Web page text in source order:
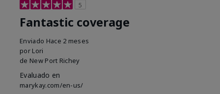
5
Fantastic coverage
Enviado Hace 2 meses
por Lori
de New Port Richey
Evaluado en
marykay.com/en-us/